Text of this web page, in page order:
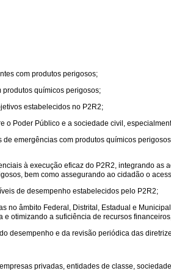
com produtos perigosos;
produtos químicos perigosos;
estabelecidos no P2R2;
Poder Público e a sociedade civil,
emergências com produtos químicos
à execução eficaz do P2R2, integrando
bem como assegurando ao cidadão o
de desempenho estabelecidos pelo P2R2;
âmbito Federal, Distrital, Estadual e
otimizando a suficiência de recursos
desempenho e da revisão periódica das
privadas, entidades de classe,